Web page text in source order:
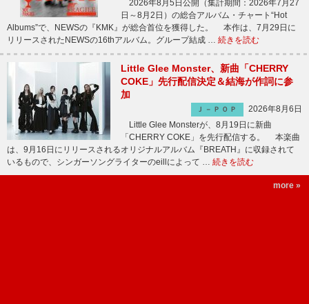
2026年8月5日公開（集計期間：2026年7月27
日～8月2日）の総合アルバム・チャート“Hot
Albums”で、NEWSの『KMK』が総合首位を獲得した。 本作は、7月29日に
リリースされたNEWSの16thアルバム。グループ結成 … 続きを読む
Little Glee Monster、新曲「CHERRY
COKE」先行配信決定＆結海が作詞に参
加
Ｊ－ＰＯＰ
2026年8月6日
Little Glee Monsterが、8月19日に新曲
「CHERRY COKE」を先行配信する。 本楽曲
は、9月16日にリリースされるオリジナルアルバム『BREATH』に収録されて
いるもので、シンガーソングライターのeillによって … 続きを読む
more »